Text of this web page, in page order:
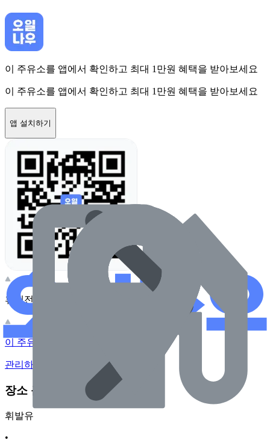
이 주유소를 앱에서 확인하고 최대 1만원 혜택을 받아보세요
이 주유소를 앱에서 확인하고 최대 1만원 혜택을 받아보세요
앱 설치하기
휴대전화 카메라로 찍어보세요
이 주유소의 사장님이신가요?
관리하기
장소 근처 주유소
휘발유
•